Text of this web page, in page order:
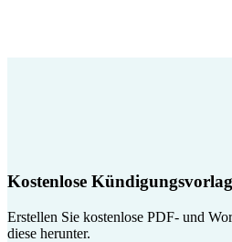
Kostenlose
Erstellen Sie kostenlose PDF- und
diese herunter.